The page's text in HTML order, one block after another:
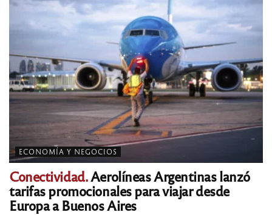
ECONOMÍA Y NEGOCIOS
Conectividad.Aerolíneas Argentinas lanzó
tarifas promocionales para viajar desde
Europa a Buenos Aires